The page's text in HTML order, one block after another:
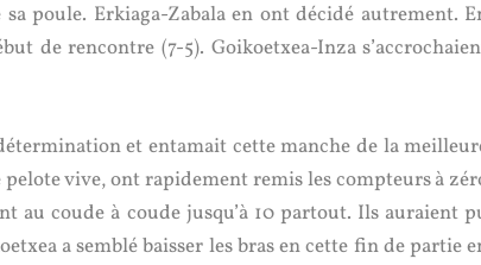
poule. Erkiaga-Zabala en ont décidé autrement.
de rencontre (7-5). Goikoetxea-Inza
et entamait cette manche de la
vive, ont rapidement remis les compteurs à
au coude à coude jusqu’à 10 partout. Ils auraient
a semblé baisser les bras en cette fin de partie